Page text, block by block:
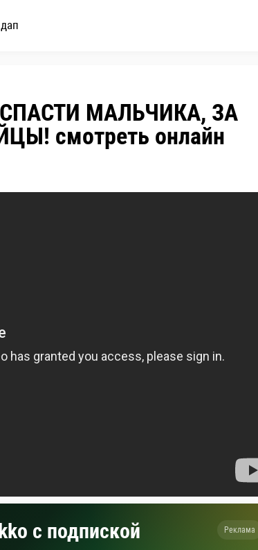
МАЛЬЧИКА, ЗА
смотреть онлайн
с подпиской
Реклама